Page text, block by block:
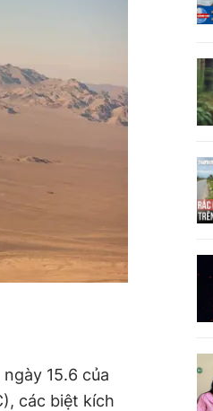
15.6 của
các biệt kích